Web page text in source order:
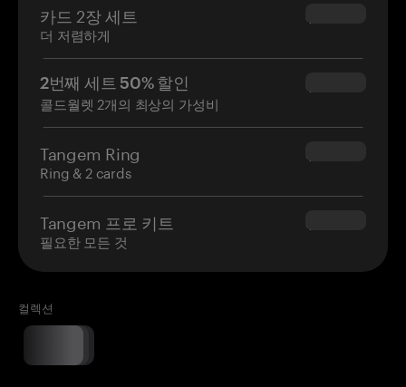
카드 2장 세트
더 저렴하게
$54.90
2번째 세트 50% 할인
콜드월렛 2개의 최상의 가성비
$34.95
Tangem Ring
Ring & 2 cards
$160.00
Tangem 프로 키트
필요한 모든 것
$180.00
컬렉션